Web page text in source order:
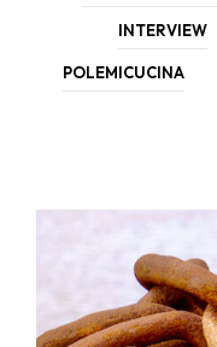
INTERVIEW
POLEMICUCINA